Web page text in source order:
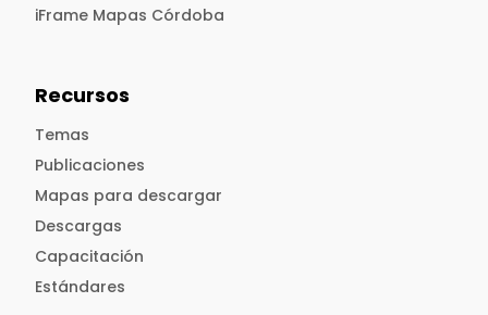
iFrame Mapas Córdoba
Recursos
Temas
Publicaciones
Mapas para descargar
Descargas
Capacitación
Estándares